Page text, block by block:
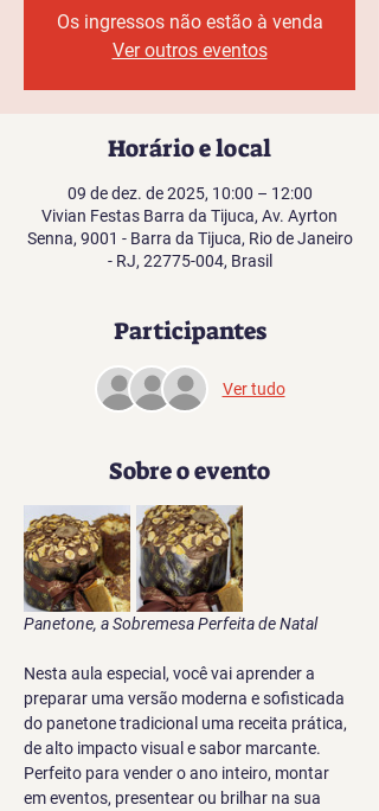
Os ingressos não estão à venda
Ver outros eventos
Horário e local
09 de dez. de 2025, 10:00 – 12:00
Vivian Festas Barra da Tijuca, Av. Ayrton
Senna, 9001 - Barra da Tijuca, Rio de Janeiro
- RJ, 22775-004, Brasil
Participantes
Ver tudo
Sobre o evento
Panetone, a Sobremesa Perfeita de Natal
Nesta aula especial, você vai aprender a
preparar uma versão moderna e sofisticada
do panetone tradicional uma receita prática,
de alto impacto visual e sabor marcante.
Perfeito para vender o ano inteiro, montar
em eventos, presentear ou brilhar na sua